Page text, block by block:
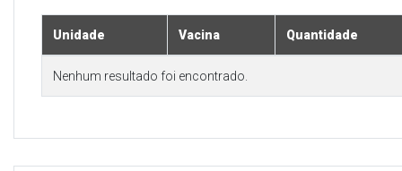
Unidade Vacina Quantidade
Nenhum resultado foi encontrado.